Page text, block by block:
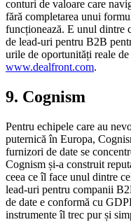
conturi de valoare care
fără completarea unui
funcționează. E unul dintre
de lead-uri pentru B2B
urile de oportunități reale
www.dealfront.com.
9. Cognism
Pentru echipele care au
puternică în Europa,
furnizori de date se
Cognism și-a construit
ceea ce îl face unul dintre
lead-uri pentru companii
de date e conformă cu
instrumente îl trec pur și